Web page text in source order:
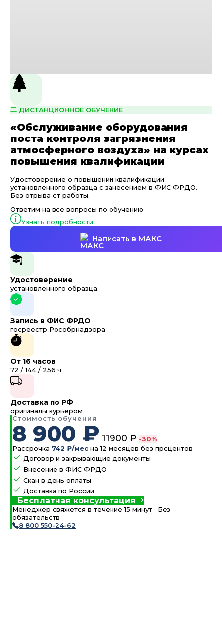
ДИСТАНЦИОННОЕ ОБУЧЕНИЕ
«Обслуживание оборудования
поста контроля загрязнения
атмосферного воздуха» на курсах
повышения квалификации
Удостоверение о повышении квалификации
установленного образца с занесением в ФИС ФРДО.
Без отрыва от работы.
Ответим на все вопросы по обучению
Узнать подробности
Написать в МАКС
Удостоверение
установленного образца
Запись в ФИС ФРДО
госреестр Рособрнадзора
От 16 часов
72 / 144 / 256 ч
Доставка по РФ
оригиналы курьером
Стоимость обучения
8 900 ₽ 11900 ₽ -30%
Рассрочка 742 ₽/мес на 12 месяцев без процентов
Договор и закрывающие документы
Внесение в ФИС ФРДО
Скан в день оплаты
Доставка по России
Бесплатная консультация
Менеджер свяжется в течение 15 минут · Без
обязательств
8 800 550-24-62